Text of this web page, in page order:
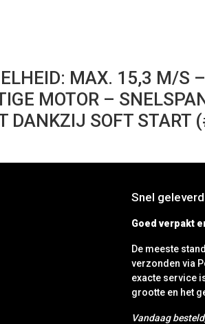
MAX. 15,3 M/S
MOTOR –
DANKZIJ SOFT
Snel
Goed verpakt
De meeste
verzonden via
exacte service
grootte en het
Vandaag